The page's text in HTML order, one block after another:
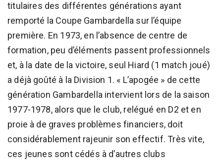
titulaires des différentes générations ayant
remporté la Coupe Gambardella sur l’équipe
première. En 1973, en l’absence de centre de
formation, peu d’éléments passent professionnels
et, à la date de la victoire, seul Hiard (1 match joué)
a déjà goûté à la Division 1. « L’apogée » de cette
génération Gambardella intervient lors de la saison
1977-1978, alors que le club, relégué en D2 et en
proie à de graves problèmes financiers, doit
considérablement rajeunir son effectif. Très vite,
ces jeunes sont cédés à d’autres clubs